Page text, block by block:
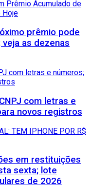
prêmio pode
as dezenas
com letras e
novos registros
em restituições
sexta; lote
de 2026